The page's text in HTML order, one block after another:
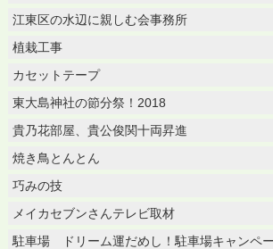
江東区の水辺に親しむ会事務所
植栽工事
カセットテープ
東大島神社の節分祭！2018
貴乃花部屋、貴公俊関十両昇進
焼き鳥とんとん
巧みの技
メイカセブンさんテレビ取材
駐車場 ドリーム運だめし！駐車場キャンペ